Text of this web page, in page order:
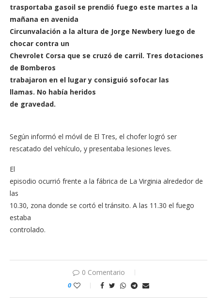
trasportaba gasoil se prendió fuego este martes a la
mañana en avenida
Circunvalación a la altura de Jorge Newbery luego de
chocar contra un
Chevrolet Corsa que se cruzó de carril. Tres dotaciones
de Bomberos
trabajaron en el lugar y consiguió sofocar las
llamas. No había heridos
de gravedad.
Según informó el móvil de El Tres, el chofer logró ser
rescatado del vehículo, y presentaba lesiones leves.
El
episodio ocurrió frente a la fábrica de La Virginia alrededor de
las
10.30, zona donde se cortó el tránsito. A las 11.30 el fuego
estaba
controlado.
0 Comentario
0